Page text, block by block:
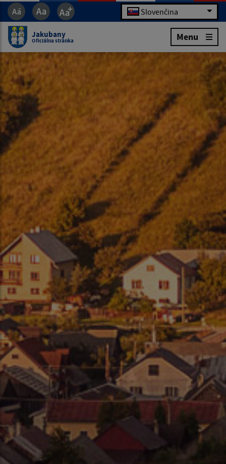
Slovenčina
Jakubany
Oficiálna stránka Menu